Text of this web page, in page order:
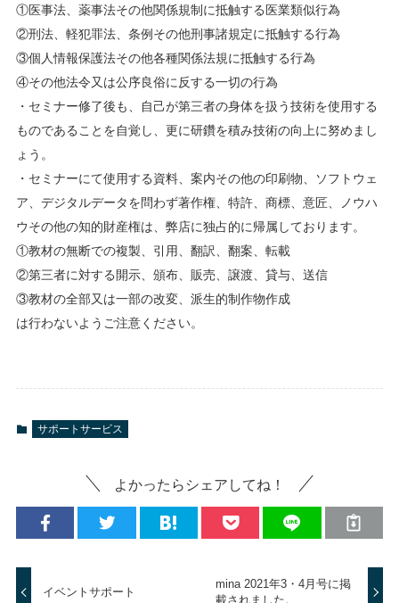
①医事法、薬事法その他関係規制に抵触する医業類似行為
②刑法、軽犯罪法、条例その他刑事諸規定に抵触する行為
③個人情報保護法その他各種関係法規に抵触する行為
④その他法令又は公序良俗に反する一切の行為
・セミナー修了後も、自己が第三者の身体を扱う技術を使用する
ものであることを自覚し、更に研鑽を積み技術の向上に努めまし
ょう。
・セミナーにて使用する資料、案内その他の印刷物、ソフトウェ
ア、デジタルデータを問わず著作権、特許、商標、意匠、ノウハ
ウその他の知的財産権は、弊店に独占的に帰属しております。
①教材の無断での複製、引用、翻訳、翻案、転載
②第三者に対する開示、頒布、販売、譲渡、貸与、送信
③教材の全部又は一部の改変、派生的制作物作成
は行わないようご注意ください。
サポートサービス
よかったらシェアしてね！
イベントサポート
mina 2021年3・4月号に掲
載されました。